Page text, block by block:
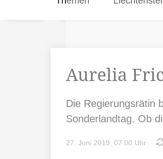
Aurelia
Die Regierungsrätin
Sonderlandtag. Ob
27. Juni 2019, 07:00 Uhr